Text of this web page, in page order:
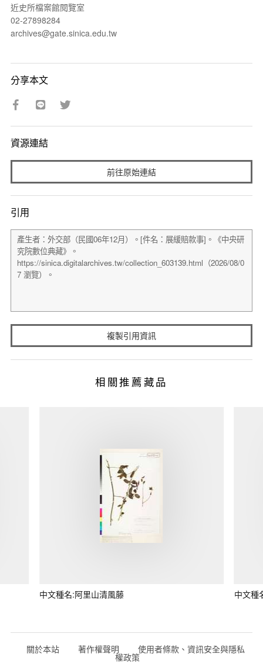
近史所檔案館閱覽室
02-27898284
archives@gate.sinica.edu.tw
分享本文
資源連結
前往原始連結
引用
複製引用資訊
相關推薦藏品
中文種名:阿里山清風藤 中文種
關於本站 著作權聲明 使用者條款、資訊安全與隱私
權政策